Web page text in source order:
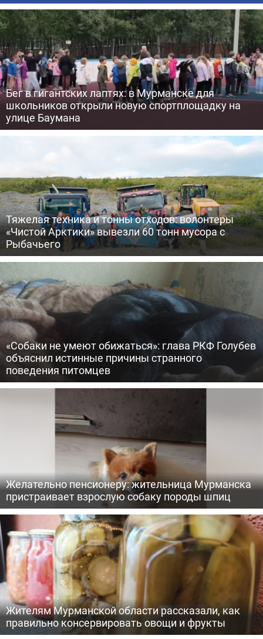
Бег в гигантских лаптях: в Мурманске для
школьников открыли новую спортплощадку на
улице Баумана
Тяжелая техника и тонны отходов: волонтеры
«Чистой Арктики» вывезли 60 тонн мусора с
Рыбачьего
«Собаки не умеют обижаться»: глава РКФ Голубев
объяснил истинные причины странного
поведения питомцев
Желательно пенсионеру: жительница Мурманска
пристраивает взрослую собаку породы шпиц
Жителям Мурманской области рассказали, как
правильно консервировать овощи и фрукты